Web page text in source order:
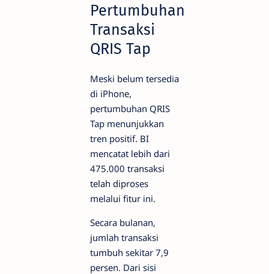
Pertumbuhan
Transaksi
QRIS Tap
Meski belum tersedia
di iPhone,
pertumbuhan QRIS
Tap menunjukkan
tren positif. BI
mencatat lebih dari
475.000 transaksi
telah diproses
melalui fitur ini.
Secara bulanan,
jumlah transaksi
tumbuh sekitar 7,9
persen. Dari sisi